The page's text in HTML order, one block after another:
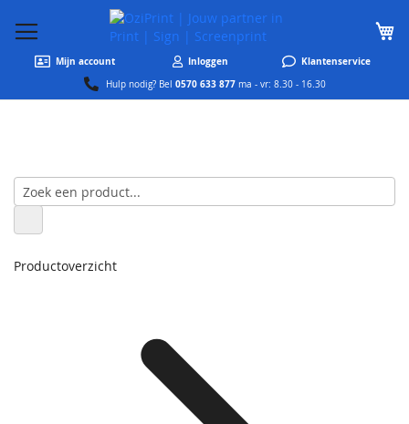
Mijn account Inloggen Klantenservice
Hulp nodig? Bel 0570 633 877 ma - vr: 8.30 - 16.30
Productoverzicht